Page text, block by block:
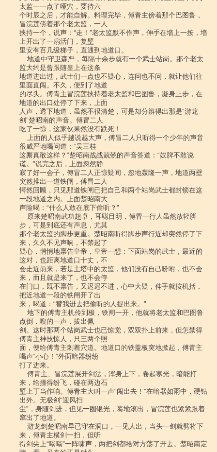
太监一一点了哑穴，要待六
个时辰之后，才能自解。料理完毕，傅青主傍着那个巴图鲁，
冒浣莲傍着那个老太监，一人
挟持一个，说声：“走！”老太监默不作声，伸手在墙上一按，墙
上开出了一扇活门，复壁
里安有百几级梯子，直通到地道口。
监大约是曾跟随皇上在这条
地道进出过，武士们一点也不疑心，连问也不问，就让他们往
里面直闯。不久，便到了地道
的尽头。傅青主冒浣莲挟持着老太监和巴图鲁，凝身止步，在
地道的出口处停了下来，上面
人声，透下地道，虽然不很清楚，可是却分辨得出那是“游龙
剑”楚昭南的声音。傅冒二人
吃了一惊，这家伙果然没有跌死！
很威严地喝问道：“吴三桂
这厮真敢这样？”楚昭南战战兢兢的声音答道：“奴脾不敢说
谎。”说完之后，上面忽然静
寂了好一会子，傅冒二人正惊疑间，忽地轰隆一声，地道两壁
突然推出一道铁闸，傅冒二人
愕然回顾，只见那道铁闸已把自己和两个站岗武士都封锁在这
一段地道之内。上面楚昭南大
声险喝：“什么人敢在底下偷听？”
步，可是到底还有声息，尤其
那个老太监的脚步更重。楚昭南听得脚步声行近却突然停了下
来，久久不见声响，不禁起了
疑心，悄悄地禀告皇帝，皇帝一想：下面站岗的武士，最近的
这对，也距离地道口十丈，不
会走近前来，若是主塔中的太监，他们没有自己吩咐，也不会
来，而且就是来了，也不会停
在门口，既不禀告，又迟迟不进，心中大疑，伸手就按机括，
把近地道一段的铁闸开了出
来，喝道：“替我进去把偷听的人捉出来。”
点倒，嗖的一声，拔出佩
剑。这时那两个站岗武士也已惊觉，双双扑上前来，但怎禁得
傅青主神技惊人，只三两个照
面，便给傅青主刺着穴道。地道口的铁盖板突地掀起，傅青主
喝声“小心！”外面暗器纷纷
打了进来。
来，给撞得纷飞，碰在两边石
壁上丁当作响。傅青主大叫一声“闯出去！”在暗器如雨中，硬钻
出外。无极剑“迎风扫
尘”，身随剑进，但见一圈银光，蓦地滚出，冒浣莲也紧紧跟着
窜出了地道。
来，傅青主横剑一扫，但听
得剑尖上“嗡嗡”一阵啸声，两把剑都给对方荡了开去。楚昭南定